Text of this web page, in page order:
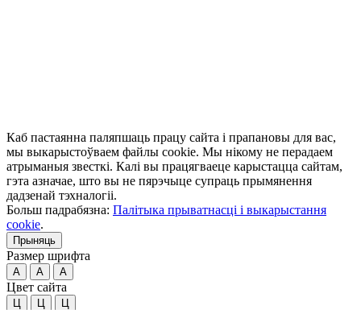
Каб пастаянна паляпшаць працу сайта і прапановы для вас,
мы выкарыстоўваем файлы cookie. Мы нікому не перадаем
атрыманыя звесткі. Калі вы працягваеце карыстацца сайтам,
гэта азначае, што вы не пярэчыце супраць прымянення
дадзенай тэхналогіі.
Больш падрабязна: Палітыка прыватнасці і выкарыстання
cookie.
Прыняць
Размер шрифта
A A A
Цвет сайта
Ц Ц Ц